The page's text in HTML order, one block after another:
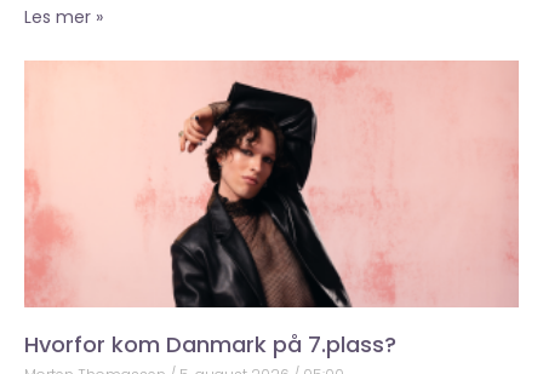
Les mer »
Hvorfor kom Danmark på 7.plass?